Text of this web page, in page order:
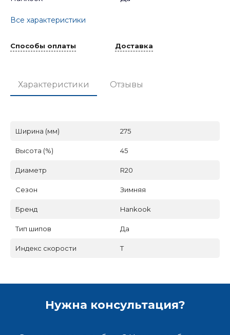
Все характеристики
Способы оплаты Доставка
Характеристики Отзывы
Ширина (мм) 275
Высота (%) 45
Диаметр R20
Сезон Зимняя
Бренд Hankook
Тип шипов Да
Индекс скорости T
Нужна консультация?